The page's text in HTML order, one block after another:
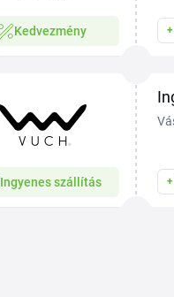
Kedvezmény
Ingyenes szállítás